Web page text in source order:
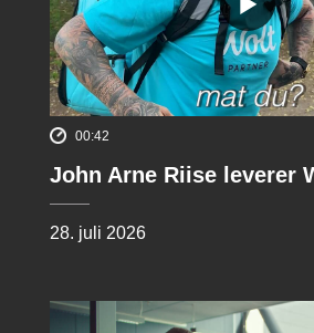
00:42
John Arne Riise leverer
28. juli 2026